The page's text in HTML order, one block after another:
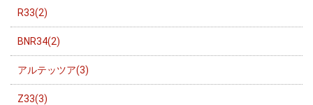
R33(2)
BNR34(2)
アルテッツア(3)
Z33(3)